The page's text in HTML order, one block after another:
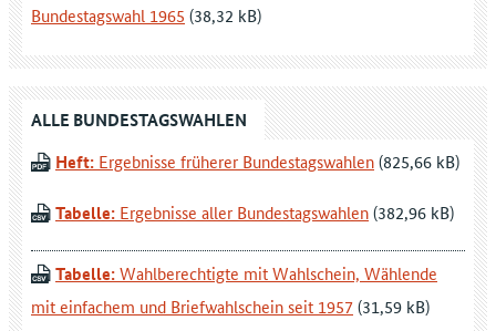
Bundestagswahl 1965
ALLE BUNDESTAGSWAHLEN
Heft: Ergebnisse früherer Bundestagswahlen
Tabelle: Ergebnisse aller Bundestagswahlen
Tabelle:Wahlberechtigte mit Wahlschein, Wählende
mit einfachem und Briefwahlschein seit 1957